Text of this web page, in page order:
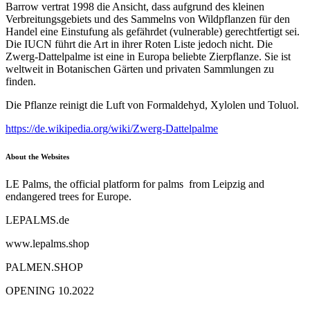
Barrow vertrat 1998 die Ansicht, dass aufgrund des kleinen
Verbreitungsgebiets und des Sammelns von Wildpflanzen für den
Handel eine Einstufung als gefährdet (vulnerable) gerechtfertigt sei.
Die IUCN führt die Art in ihrer Roten Liste jedoch nicht. Die
Zwerg-Dattelpalme ist eine in Europa beliebte Zierpflanze. Sie ist
weltweit in Botanischen Gärten und privaten Sammlungen zu
finden.
Die Pflanze reinigt die Luft von Formaldehyd, Xylolen und Toluol.
https://de.wikipedia.org/wiki/Zwerg-Dattelpalme
About the Websites
LE Palms, the official platform for palms from Leipzig and
endangered trees for Europe.
LEPALMS.de
www.lepalms.shop
PALMEN.SHOP
OPENING 10.2022